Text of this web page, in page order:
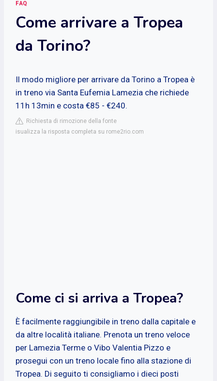
FAQ
Come arrivare a Tropea
da Torino?
Il modo migliore per arrivare da Torino a Tropea è
in treno via Santa Eufemia Lamezia che richiede
11h 13min e costa €85 - €240.
Richiesta di rimozione della fonte
isualizza la risposta completa su rome2rio.com
Come ci si arriva a Tropea?
È facilmente raggiungibile in treno dalla capitale e
da altre località italiane. Prenota un treno veloce
per Lamezia Terme o Vibo Valentia Pizzo e
prosegui con un treno locale fino alla stazione di
Tropea. Di seguito ti consigliamo i dieci posti